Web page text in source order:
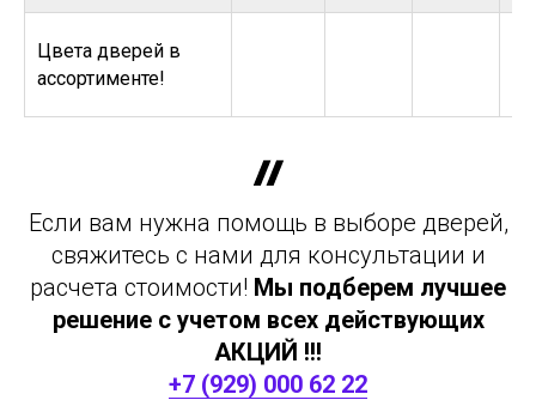
Цвета дверей в
ассортименте!
Если вам нужна помощь в выборе дверей,
свяжитесь с нами для консультации и
расчета стоимости! Мы подберем лучшее
решение с учетом всех действующих
АКЦИЙ !!!
+7 (929) 000 62 22